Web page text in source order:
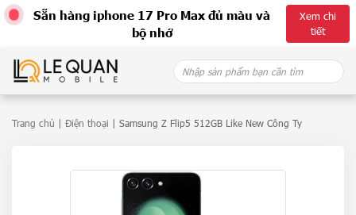
Sẵn hàng iphone 17 Pro Max đủ màu và
bộ nhớ
Xem chi
tiết
content
Search
for:
Trang chủ Điện thoại | Samsung Z Flip5 512GB Like New Công Ty